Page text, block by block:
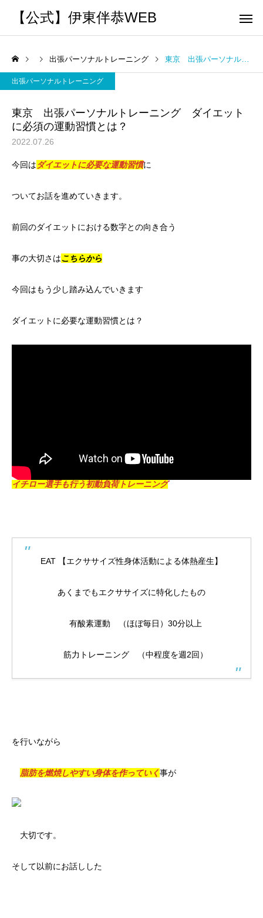
【公式】伊東伴恭WEB
出張 講演 セミナー
ング
痩せますか？｜元日本王者
で答えます
出張パーソナルトレーニング 東京 出張パーソナルトレーニング ダイエットに必須の運動習慣とは？
出張パーソナルトレーニング
東京 出張パーソナルトレーニング ダイエット
に必須の運動習慣とは？
2022.07.26
今回はダイエットに必要な運動習慣に
ついてお話を進めていきます。
前回のダイエットにおける数字との向き合う
事の大切さはこちらから
今回はもう少し踏み込んでいきます
ダイエットに必要な運動習慣とは？
イチロー選手も行う初動負荷トレーニング
EAT 【エクササイズ性身体活動による体熱産生】
あくまでもエクササイズに特化したもの
有酸素運動 （ほぼ毎日）30分以上
筋力トレーニング （中程度を週2回）
を行いながら
脂肪を燃焼しやすい身体を作っていく事が
大切です。
そして以前にお話しした